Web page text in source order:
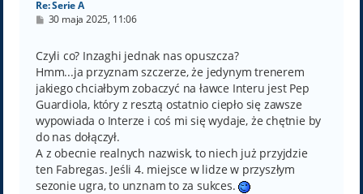
Re: Serie A
P
t
30 maja 2025, 11:06
Czyli co? Inzaghi jednak nas opuszcza?
Hmm...ja przyznam szczerze, że jedynym trenerem
jakiego chciałbym zobaczyć na ławce Interu jest Pep
Guardiola, który z resztą ostatnio ciepło się zawsze
wypowiada o Interze i coś mi się wydaje, że chętnie by
do nas dołączył.
A z obecnie realnych nazwisk, to niech już przyjdzie
ten Fabregas. Jeśli 4. miejsce w lidze w przyszłym
sezonie ugra, to unznam to za sukces.